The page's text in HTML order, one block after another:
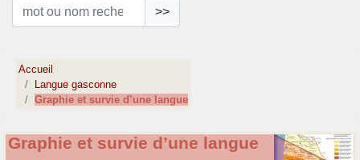
>>
Accueil
Langue gasconne
Graphie et survie d’une langue
Graphie et survie d’une langue